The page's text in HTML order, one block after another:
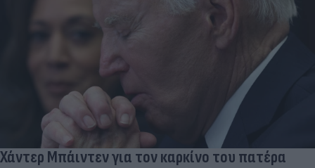
Χάντερ Μπάιντεν για τον καρκίνο του πατέρα